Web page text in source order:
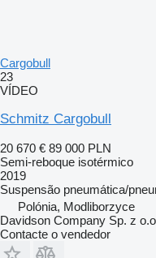
Cargobull
23
VÍDEO
Schmitz Cargobull
20 670 € 89 000 PLN
Semi-reboque isotérmico
2019
Suspensão pneumática/
Polónia, Modliborzyce
Davidson Company Sp. z
Contacte o vendedor